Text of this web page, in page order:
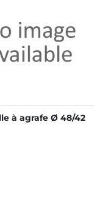
à agrafe Ø 48/42